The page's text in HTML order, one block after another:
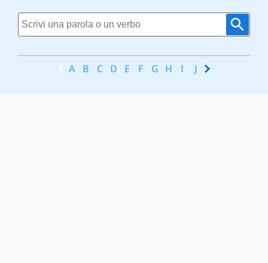
A B C D E F G H I J K